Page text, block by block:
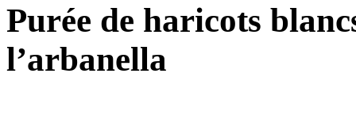
Purée de haricots
l’arbanella